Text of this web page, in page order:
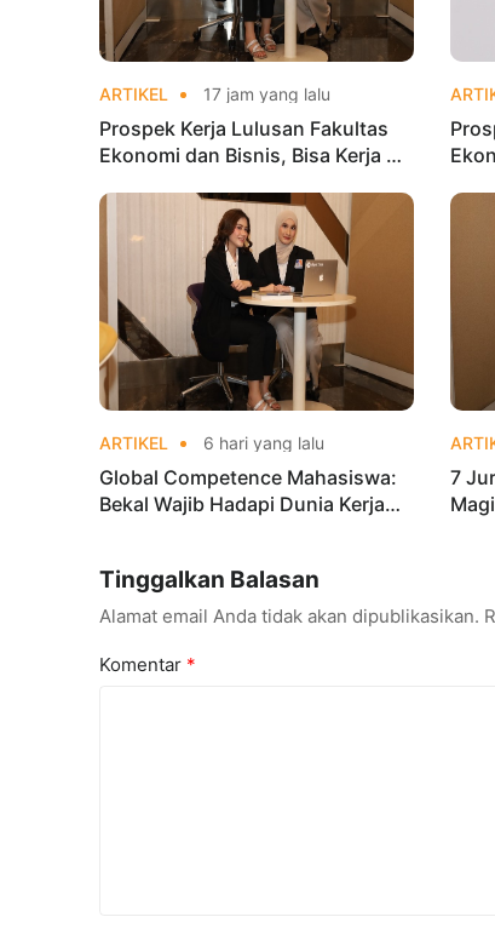
ARTIKEL 17 jam yang lalu
Prospek Kerja Lulusan Fakultas
Ekonomi dan Bisnis, Bisa Kerja di
ARTIKEL 6 hari yang lalu
Global Competence Mahasiswa:
Bekal Wajib Hadapi Dunia Kerja
7
Tinggalkan Balasan
Alamat email Anda tidak akan dipublikasikan.
Komentar *